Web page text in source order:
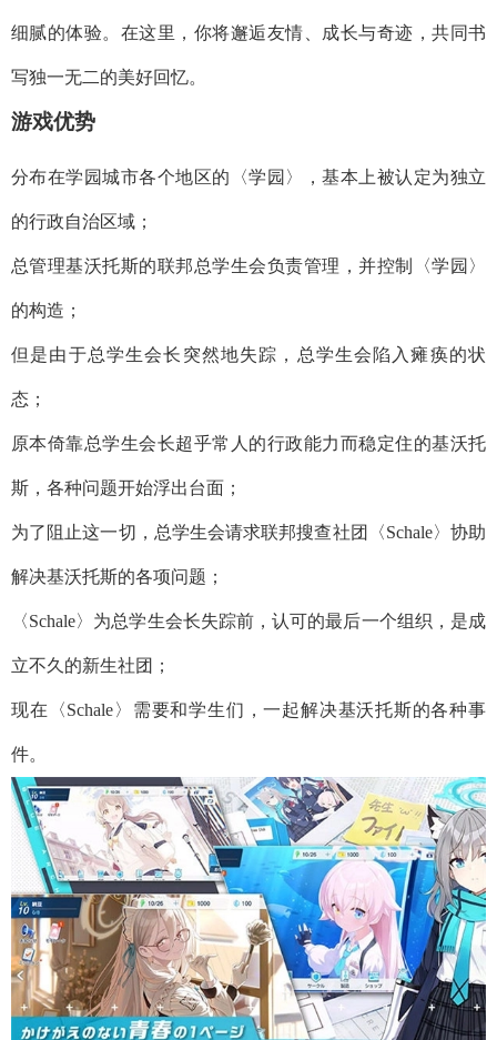
细腻的体验。在这里，你将邂逅友情、成长与奇迹，共同书
写独一无二的美好回忆。
游戏优势
分布在学园城市各个地区的〈学园〉，基本上被认定为独立
的行政自治区域；
总管理基沃托斯的联邦总学生会负责管理，并控制〈学园〉
的构造；
但是由于总学生会长突然地失踪，总学生会陷入瘫痪的状
态；
原本倚靠总学生会长超乎常人的行政能力而稳定住的基沃托
斯，各种问题开始浮出台面；
为了阻止这一切，总学生会请求联邦搜查社团〈Schale〉协助
解决基沃托斯的各项问题；
〈Schale〉为总学生会长失踪前，认可的最后一个组织，是成
立不久的新生社团；
现在〈Schale〉需要和学生们，一起解决基沃托斯的各种事
件。